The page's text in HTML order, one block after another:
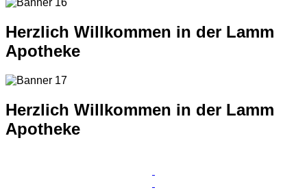
Herzlich Willkommen in der Lamm
Apotheke
Herzlich Willkommen in der Lamm
Apotheke